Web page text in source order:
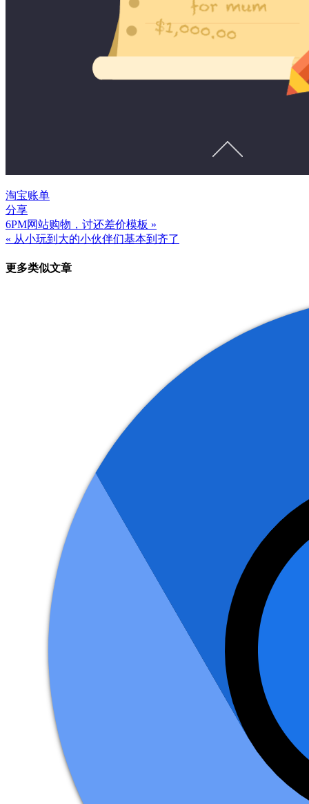
淘宝账单
分享
文
章
导
6PM网站购物，讨还差价模板 »
« 从小玩到大的小伙伴们基本到齐了
更多类似文章